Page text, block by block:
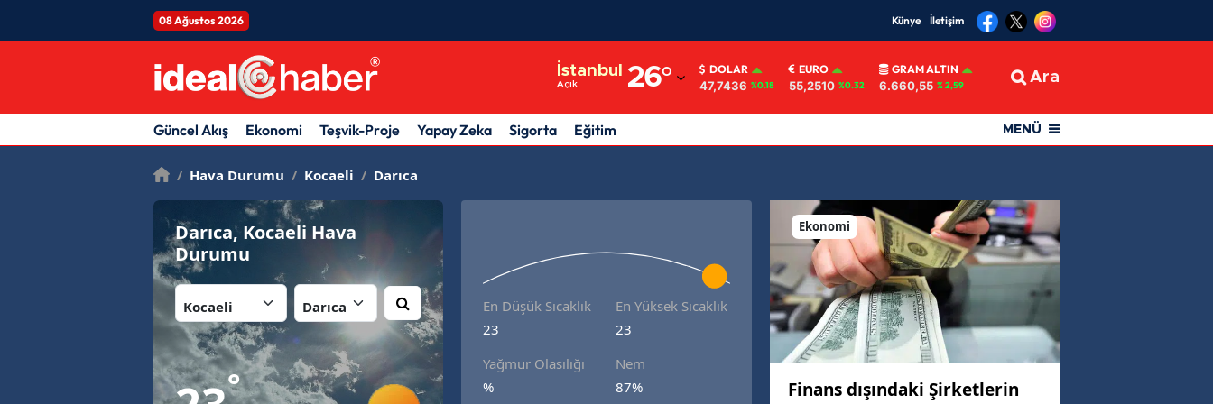
08 Ağustos 2026 Künye İletişim
İstanbul
Açık 26°
Adıyaman
Afyonkarahisar
Amasya
Artvin
Balıkesir
DOLAR
47,7436 %0.18
EURO
55,2510 %0.32
GRAM ALTIN
6.660,55 % 2,59 Ara
Güncel Akış Ekonomi Teşvik-Proje Yapay Zeka Sigorta Eğitim MENÜ
/ Hava Durumu / Kocaeli / Darıca
Darıca, Kocaeli Hava
Durumu
°
En Düşük Sıcaklık
23
En Yüksek Sıcaklık
23
Yağmur Olasılığı
%
Nem
87%
Ekonomi
Finans dışındaki Şirketlerin